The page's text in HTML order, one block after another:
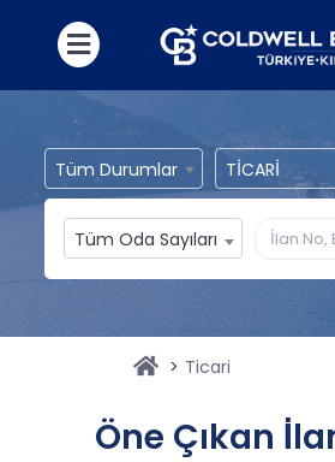
Tüm Durumlar TİCARİ
Tüm Oda Sayıları
Ticari
Öne Çıkan